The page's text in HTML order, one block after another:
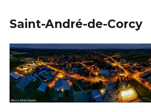
Saint-André-de-Corcy